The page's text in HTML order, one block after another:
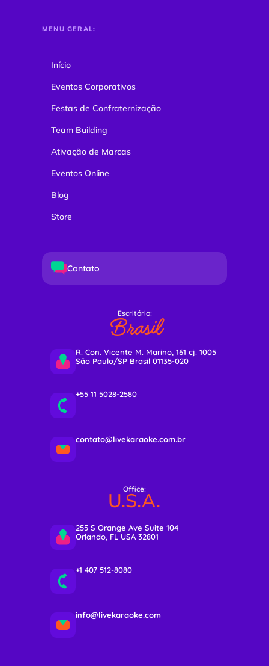
MENU GERAL:
Início
Eventos Corporativos
Festas de Confraternização
Team Building
Ativação de Marcas
Eventos Online
Blog
Store
Contato
Escritório:
Brasil
R. Con. Vicente M. Marino, 161 cj. 1005
São Paulo/SP Brasil 01135-020
+55 11 5028-2580
contato@livekaraoke.com.br
Office:
U.S.A.
255 S Orange Ave Suite 104
Orlando, FL USA 32801
+1 407 512-8080
info@livekaraoke.com